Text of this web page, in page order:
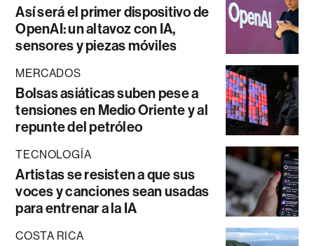
Así será el primer dispositivo de
OpenAI: un altavoz con IA,
sensores y piezas móviles
MERCADOS
Bolsas asiáticas suben pese a
tensiones en Medio Oriente y al
repunte del petróleo
TECNOLOGÍA
Artistas se resisten a que sus
voces y canciones sean usadas
para entrenar a la IA
COSTA RICA